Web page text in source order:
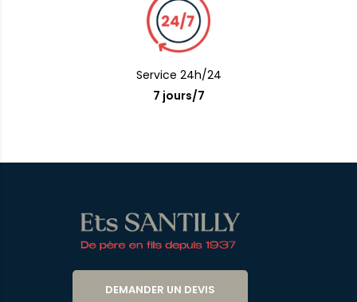
Service 24h/24
7 jours/7
DEMANDER UN DEVIS